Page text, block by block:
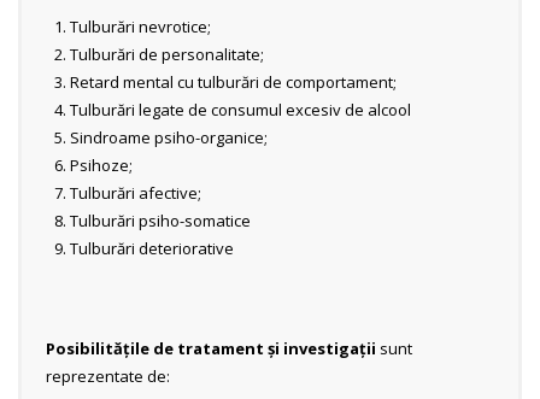
Tulburări nevrotice;
Tulburări de personalitate;
Retard mental cu tulburări de comportament;
Tulburări legate de consumul excesiv de alcool
Sindroame psiho-organice;
Psihoze;
Tulburări afective;
Tulburări psiho-somatice
Tulburări deteriorative
Posibilităţile de tratament şi investigaţii sunt
reprezentate de: